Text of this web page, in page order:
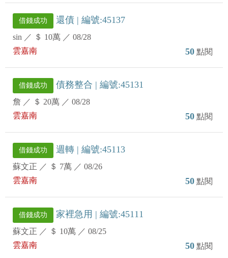
借錢成功 還債 | 編號:45137
sin ／ ＄ 10萬 ／ 08/28
雲嘉南
50 點閱
借錢成功 債務整合 | 編號:45131
詹 ／ ＄ 20萬 ／ 08/28
雲嘉南
50 點閱
借錢成功 週轉 | 編號:45113
蘇文正 ／ ＄ 7萬 ／ 08/26
雲嘉南
50 點閱
借錢成功 家裡急用 | 編號:45111
蘇文正 ／ ＄ 10萬 ／ 08/25
雲嘉南
50 點閱